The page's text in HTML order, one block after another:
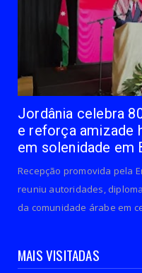
Jordânia celebra
e reforça amizade
em solenidade em
Recepção promovida pela
reuniu autoridades,
da comunidade árabe em
MAIS VISITADAS